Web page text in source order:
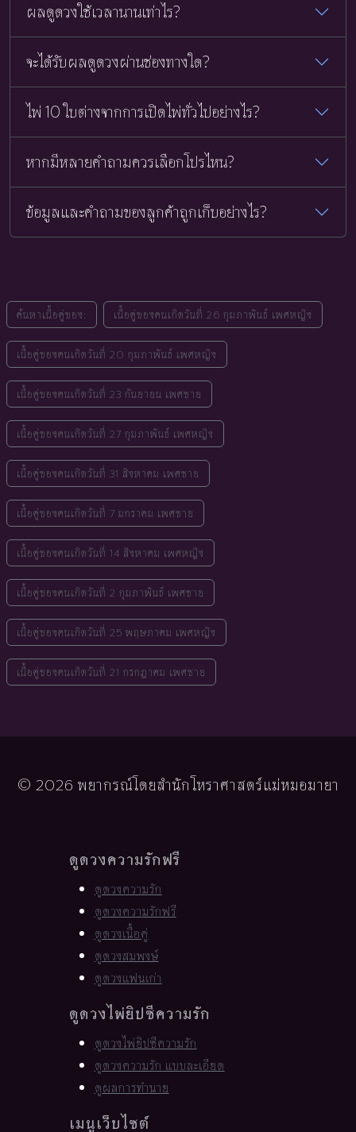
ผลดูดวงใช้เวลานานเท่าไร?
จะได้รับผลดูดวงผ่านช่องทางใด?
ไพ่ 10 ใบต่างจากการเปิดไพ่ทั่วไปอย่างไร?
หากมีหลายคำถามควรเลือกโปรไหน?
ข้อมูลและคำถามของลูกค้าถูกเก็บอย่างไร?
ค้นหาเนื้อคู่ของ: เนื้อคู่ของคนเกิดวันที่ 26 กุมภาพันธ์ เพศหญิง
เนื้อคู่ของคนเกิดวันที่ 20 กุมภาพันธ์ เพศหญิง
เนื้อคู่ของคนเกิดวันที่ 23 กันยายน เพศชาย
เนื้อคู่ของคนเกิดวันที่ 27 กุมภาพันธ์ เพศหญิง
เนื้อคู่ของคนเกิดวันที่ 31 สิงหาคม เพศชาย
เนื้อคู่ของคนเกิดวันที่ 7 มกราคม เพศชาย
เนื้อคู่ของคนเกิดวันที่ 14 สิงหาคม เพศหญิง
เนื้อคู่ของคนเกิดวันที่ 2 กุมภาพันธ์ เพศชาย
เนื้อคู่ของคนเกิดวันที่ 25 พฤษภาคม เพศหญิง
เนื้อคู่ของคนเกิดวันที่ 21 กรกฎาคม เพศชาย
© 2026 พยากรณ์โดยสำนักโหราศาสตร์แม่หมอมายา
ดูดวงความรักฟรี
ดูดวงความรัก
ดูดวงความรักฟรี
ดูดวงเนื้อคู่
ดูดวงสมพงษ์
ดูดวงแฟนเก่า
ดูดวงไพ่ยิปซีความรัก
ดูดวงไพ่ยิปซีความรัก
ดูดวงความรัก แบบละเอียด
ดูผลการทำนาย
เมนูเว็บไซต์